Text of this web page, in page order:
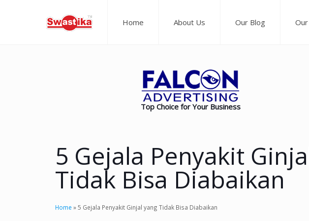
Home About Us Our Blog
Top Choice for Your Business
5 Gejala Penyakit
Tidak Bisa Diabaikan
Home »5 Gejala Penyakit Ginjal yang Tidak Bisa Diabaikan